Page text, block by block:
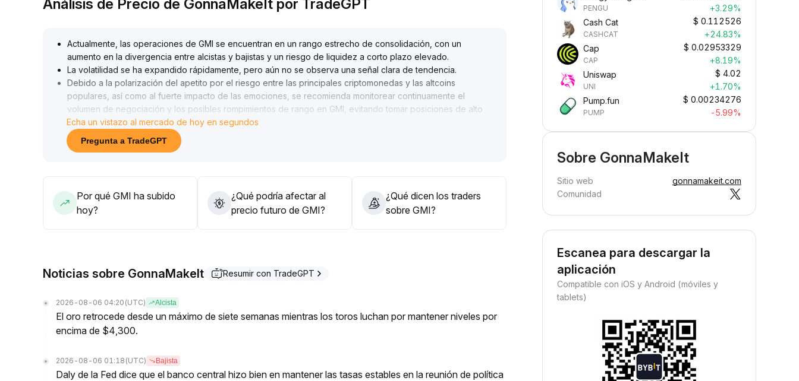
Análisis de Precio de GonnaMakeIt por TradeGPT
Actualmente, las operaciones de GMI se encuentran en un rango estrecho de consolidación, con un
aumento en la divergencia entre alcistas y bajistas y un riesgo de liquidez a corto plazo elevado.
La volatilidad se ha expandido rápidamente, pero aún no se observa una señal clara de tendencia.
Debido a la polarización del apetito por el riesgo entre las principales criptomonedas y las altcoins
populares, así como al fuerte impacto de las emociones, se recomienda monitorear continuamente el
volumen de negociación y los posibles rompimientos de rango en GMI, evitando tomar posiciones de alto
riesgo que pueden salirse de control.
Mientras el precio no rompa con volumen significativo los límites del rango de consolidación (pueden
calcularse según los máximos y mínimos recientes), la postura principal debe ser defensiva y de
Echa un vistazo al mercado de hoy en segundos
Pregunta a TradeGPT
Por qué GMI ha subido
hoy?
¿Qué podría afectar al
precio futuro de GMI?
¿Qué dicen los traders
sobre GMI?
Noticias sobre GonnaMakeIt Resumir con TradeGPT
2026-08-06 04:20 (UTC) Alcista
El oro retrocede desde un máximo de siete semanas mientras los toros luchan por mantener niveles por
encima de $4,300.
2026-08-06 01:18 (UTC) Bajista
Daly de la Fed dice que el banco central hizo bien en mantener las tasas estables en la reunión de política
PENGU
+3.29%
Cash Cat
CASHCAT
$ 0.112526
+24.83%
Cap
CAP
$ 0.02953329
+8.19%
Uniswap
UNI
$ 4.02
+1.70%
Pump.fun
PUMP
$ 0.00234276
-5.99%
Sobre GonnaMakeIt
Sitio web
gonnamakeit.com
Comunidad
Escanea para descargar la
aplicación
Compatible con iOS y Android (móviles y
tablets)